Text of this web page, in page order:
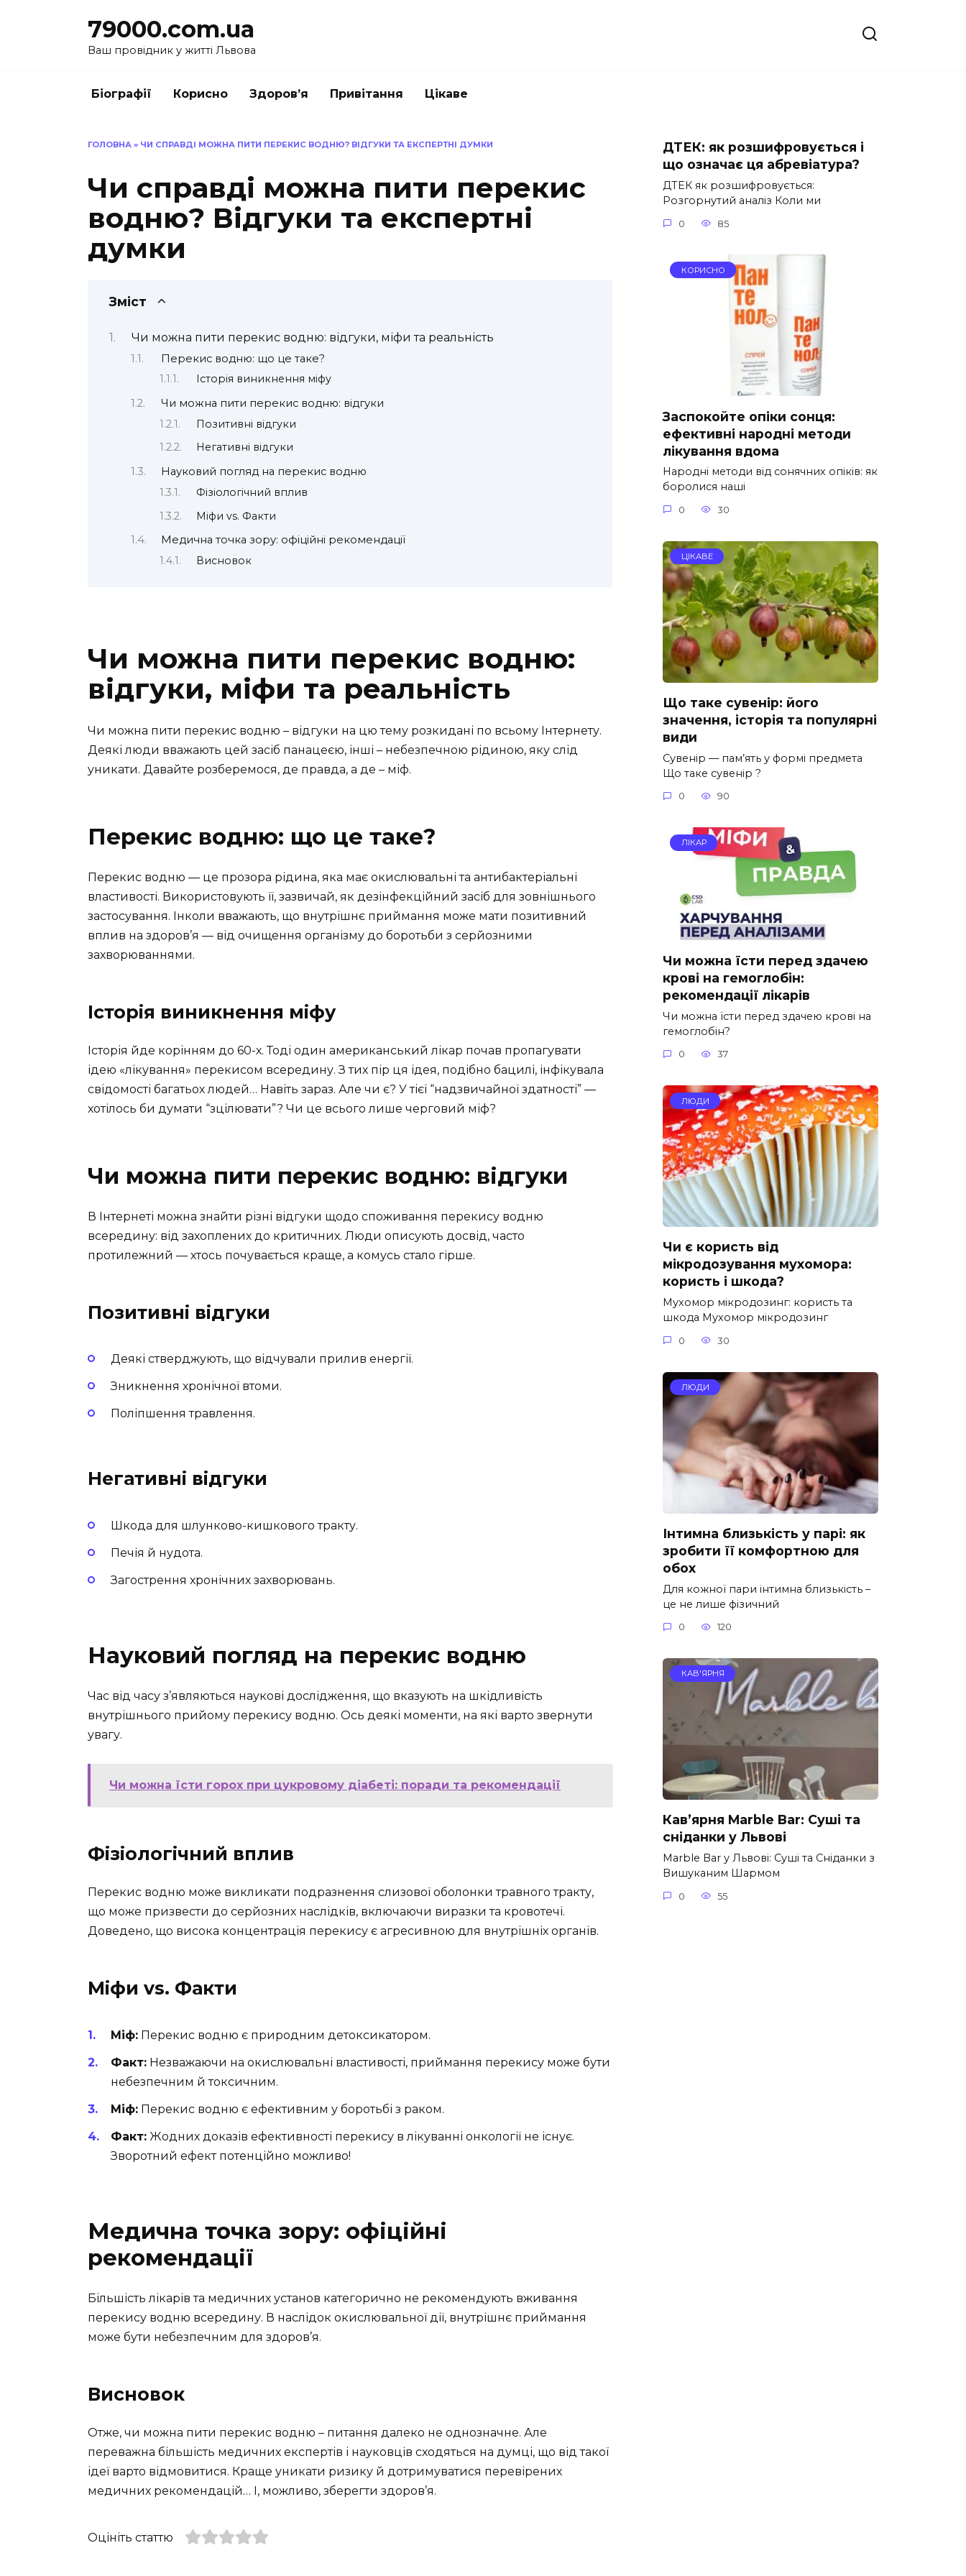
79000.com.ua
Ваш провідник у житті Львова
Біографії Корисно Здоров’я Привітання Цікаве
ГОЛОВНА » ЧИ СПРАВДІ МОЖНА ПИТИ ПЕРЕКИС ВОДНЮ? ВІДГУКИ ТА ЕКСПЕРТНІ ДУМКИ
Чи справді можна пити перекис
водню? Відгуки та експертні
думки
Зміст
Чи можна пити перекис водню: відгуки, міфи та реальність
Перекис водню: що це таке?
Історія виникнення міфу
Чи можна пити перекис водню: відгуки
Позитивні відгуки
Негативні відгуки
Науковий погляд на перекис водню
Фізіологічний вплив
Міфи vs. Факти
Медична точка зору: офіційні рекомендації
Висновок
Чи можна пити перекис водню:
відгуки, міфи та реальність
Чи можна пити перекис водню – відгуки на цю тему розкидані по всьому Інтернету.
Деякі люди вважають цей засіб панацеєю, інші – небезпечною рідиною, яку слід
уникати. Давайте розберемося, де правда, а де – міф.
Перекис водню: що це таке?
Перекис водню — це прозора рідина, яка має окислювальні та антибактеріальні
властивості. Використовують її, зазвичай, як дезінфекційний засіб для зовнішнього
застосування. Інколи вважають, що внутрішнє приймання може мати позитивний
вплив на здоров’я — від очищення організму до боротьби з серйозними
захворюваннями.
Історія виникнення міфу
Історія йде корінням до 60-х. Тоді один американський лікар почав пропагувати
ідею «лікування» перекисом всередину. З тих пір ця ідея, подібно бацилі, інфікувала
свідомості багатьох людей… Навіть зараз. Але чи є? У тієї “надзвичайної здатності” —
хотілось би думати “зцілювати”? Чи це всього лише черговий міф?
Чи можна пити перекис водню: відгуки
В Інтернеті можна знайти різні відгуки щодо споживання перекису водню
всередину: від захоплених до критичних. Люди описують досвід, часто
протилежний — хтось почувається краще, а комусь стало гірше.
Позитивні відгуки
Деякі стверджують, що відчували прилив енергії.
Зникнення хронічної втоми.
Поліпшення травлення.
Негативні відгуки
Шкода для шлунково-кишкового тракту.
Печія й нудота.
Загострення хронічних захворювань.
Науковий погляд на перекис водню
Час від часу з’являються наукові дослідження, що вказують на шкідливість
внутрішнього прийому перекису водню. Ось деякі моменти, на які варто звернути
увагу.
Чи можна їсти горох при цукровому діабеті: поради та рекомендації
Фізіологічний вплив
Перекис водню може викликати подразнення слизової оболонки травного тракту,
що може призвести до серйозних наслідків, включаючи виразки та кровотечі.
Доведено, що висока концентрація перекису є агресивною для внутрішніх органів.
Міфи vs. Факти
Міф: Перекис водню є природним детоксикатором.
Факт: Незважаючи на окислювальні властивості, приймання перекису може бути
небезпечним й токсичним.
Міф: Перекис водню є ефективним у боротьбі з раком.
Факт: Жодних доказів ефективності перекису в лікуванні онкології не існує.
Зворотний ефект потенційно можливо!
Медична точка зору: офіційні
рекомендації
Більшість лікарів та медичних установ категорично не рекомендують вживання
перекису водню всередину. В наслідок окислювальної дії, внутрішнє приймання
може бути небезпечним для здоров’я.
Висновок
Отже, чи можна пити перекис водню – питання далеко не однозначне. Але
переважна більшість медичних експертів і науковців сходяться на думці, що від такої
ідеї варто відмовитися. Краще уникати ризику й дотримуватися перевірених
медичних рекомендацій… І, можливо, зберегти здоров’я.
Оцініть статтю
ДТЕК: як розшифровується і
що означає ця абревіатура?
ДТЕК як розшифровується:
Розгорнутий аналіз Коли ми
0 85
КОРИСНО
Заспокойте опіки сонця:
ефективні народні методи
лікування вдома
Народні методи від сонячних опіків: як
боролися наші
0 30
ЦІКАВЕ
Що таке сувенір: його
значення, історія та популярні
види
Сувенір — пам’ять у формі предмета
Що таке сувенір ?
0 90
ЛІКАР
Чи можна їсти перед здачею
крові на гемоглобін:
рекомендації лікарів
Чи можна їсти перед здачею крові на
гемоглобін?
0 37
ЛЮДИ
Чи є користь від
мікродозування мухомора:
користь і шкода?
Мухомор мікродозинг: користь та
шкода Мухомор мікродозинг
0 30
ЛЮДИ
Інтимна близькість у парі: як
зробити її комфортною для
обох
Для кожної пари інтимна близькість –
це не лише фізичний
0 120
КАВ'ЯРНЯ
Кав’ярня Marble Bar: Суші та
сніданки у Львові
Marble Bar у Львові: Суші та Сніданки з
Вишуканим Шармом
0 55